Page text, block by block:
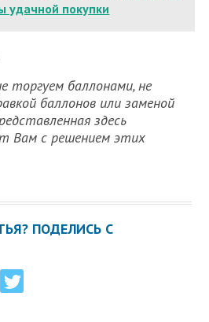
удачной покупки
торгуем баллонами, не
баллонов или заменой
здесь
Вам с решением этих
ПОДЕЛИСЬ С